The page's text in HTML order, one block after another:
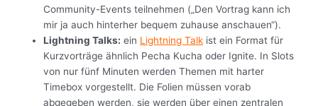
Community-Events teilnehmen („Den Vortrag kann ich
mir ja auch hinterher bequem zuhause anschauen“).
Lightning Talks: ein Lightning Talk ist ein Format für
Kurzvorträge ähnlich Pecha Kucha oder Ignite. In Slots
von nur fünf Minuten werden Themen mit harter
Timebox vorgestellt. Die Folien müssen vorab
abgegeben werden, sie werden über einen zentralen